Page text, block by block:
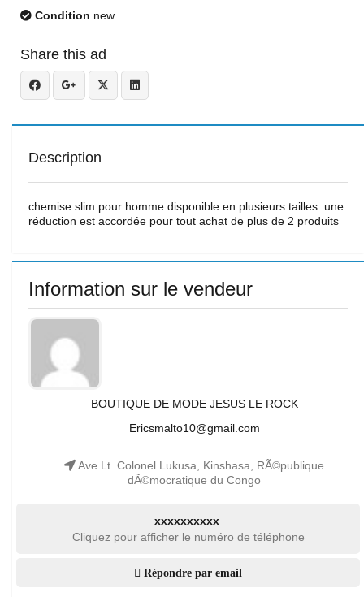
Condition new
Share this ad
Description
chemise slim pour homme disponible en plusieurs tailles. une
réduction est accordée pour tout achat de plus de 2 produits
Information sur le vendeur
BOUTIQUE DE MODE JESUS LE ROCK
Ericsmalto10@gmail.com
Ave Lt. Colonel Lukusa, Kinshasa, RÃ©publique
dÃ©mocratique du Congo
xxxxxxxxxx
Cliquez pour afficher le numéro de téléphone
Répondre par email